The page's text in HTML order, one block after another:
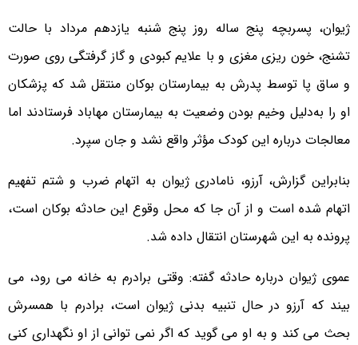
ژیوان، پسربچه پنج ساله روز پنج شنبه یازدهم مرداد با حالت
تشنج، خون ریزی مغزی و با علایم کبودی و گاز گرفتگی روی صورت
و ساق پا توسط پدرش به بیمارستان بوکان منتقل شد که پزشکان
او را به‌دلیل وخیم بودن وضعیت به بیمارستان مهاباد فرستادند اما
معالجات درباره این کودک مؤثر واقع نشد و جان سپرد.
بنابراین گزارش، آرزو، نامادری ژیوان به اتهام ضرب و شتم تفهیم
اتهام شده است و از آن جا که محل وقوع این حادثه بوکان است،
پرونده به این شهرستان انتقال داده شد.
عموی ژیوان درباره حادثه گفته: وقتی برادرم به خانه می رود، می
بیند که آرزو در حال تنبیه بدنی ژیوان است، برادرم با همسرش
بحث می کند و به او می گوید که اگر نمی توانی از او نگهداری کنی